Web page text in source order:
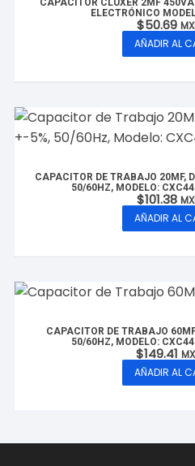
CAPACITOR CLUXER 2MF
ELECTRÓNICO
$50.69
AÑADIR AL
CAPACITOR DE TRABAJO 20MF,
50/60HZ, MODELO:
$101.38
AÑADIR AL
CAPACITOR DE TRABAJO
50/60HZ, MODELO:
$149.41
AÑADIR AL